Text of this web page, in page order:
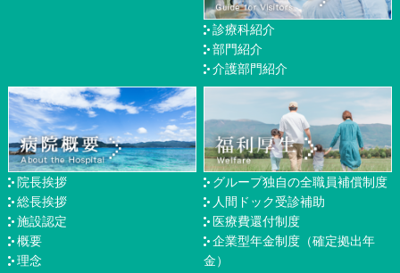
診療科紹介
部門紹介
介護部門紹介
院長挨拶
総長挨拶
施設認定
概要
理念
グループ独自の全職員補償制度
人間ドック受診補助
医療費還付制度
企業型年金制度（確定拠出年
金）